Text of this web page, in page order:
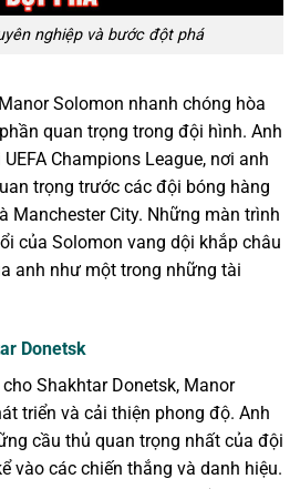
nghiệp và bước đột phá
Solomon nhanh chóng hòa
quan trọng trong đội hình. Anh
Champions League, nơi anh
trọng trước các đội bóng hàng
Manchester City. Những màn trình
của Solomon vang dội khắp châu
anh như một trong những tài
Donetsk
Shakhtar Donetsk, Manor
triển và cải thiện phong độ. Anh
cầu thủ quan trọng nhất của đội
vào các chiến thắng và danh hiệu.